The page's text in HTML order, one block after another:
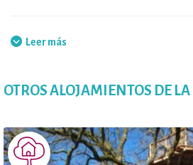
Animales de granja
Tienda de productos locales
Leer más
OTROS ALOJAMIENTOS DE